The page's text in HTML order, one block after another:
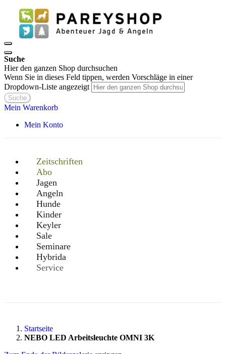
Suche
Hier den ganzen Shop durchsuchen
Wenn Sie in dieses Feld tippen, werden Vorschläge in einer
Dropdown-Liste angezeigt
Suche
Mein Warenkorb
Mein Konto
Zeitschriften
Abo
Jagen
Angeln
Hunde
Kinder
Keyler
Sale
Seminare
Hybrida
Service
Startseite
NEBO LED Arbeitsleuchte OMNI 3K